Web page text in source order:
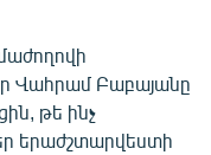
Վահրամ Բաբայանը
թե ինչ
երաժշտարվեստի